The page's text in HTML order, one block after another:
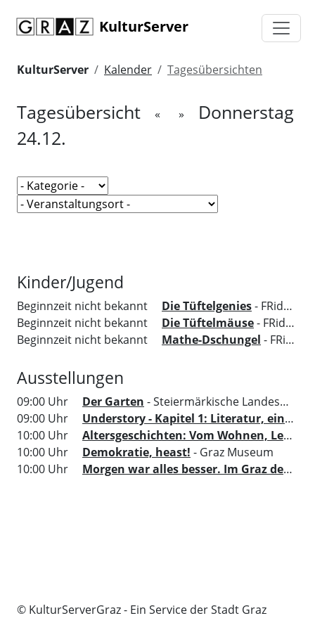
KulturServer
KulturServer Kalender Tagesübersichten
Tagesübersicht « »
Donnerstag
24.12.
Kinder/Jugend
Beginnzeit nicht bekannt Die Tüftelgenies- FRida&freD - Das Grazer Kindermuseum
Beginnzeit nicht bekannt
Die Tüftelmäuse- FRida&freD - Das Grazer Kindermuseum
Beginnzeit nicht bekannt
Mathe-Dschungel - FRida&freD - Das Grazer Kindermuseum
Ausstellungen
09:00 Uhr Der Garten - Steiermärkische Landesbibliothek
09:00 Uhr
Understory - Kapitel 1: Literatur, ein Ort um sich zu versammeln
10:00 Uhr
Altersgeschichten: Vom Wohnen, Leben und dem, was zählt
10:00 Uhr
Demokratie, heast! - Graz Museum
10:00 Uhr
Morgen war alles besser. Im Graz der 70er
© KulturServerGraz - Ein Service der Stadt Graz